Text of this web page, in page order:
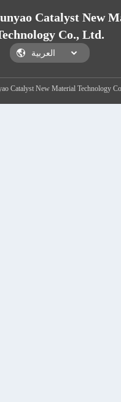
Catalyst New
Co., Ltd.
Catalyst New Material Technology